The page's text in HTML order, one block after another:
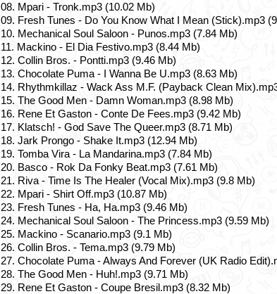
08. Mpari - Tronk.mp3 (10.02 Mb)
09. Fresh Tunes - Do You Know What I Mean (Stick).mp3
10. Mechanical Soul Saloon - Punos.mp3 (7.84 Mb)
11. Mackino - El Dia Festivo.mp3 (8.44 Mb)
12. Collin Bros. - Pontti.mp3 (9.46 Mb)
13. Chocolate Puma - I Wanna Be U.mp3 (8.63 Mb)
14. Rhythmkillaz - Wack Ass M.F. (Payback Clean
15. The Good Men - Damn Woman.mp3 (8.98 Mb)
16. Rene Et Gaston - Conte De Fees.mp3 (9.42 Mb)
17. Klatsch! - God Save The Queer.mp3 (8.71 Mb)
18. Jark Prongo - Shake It.mp3 (12.94 Mb)
19. Tomba Vira - La Mandarina.mp3 (7.84 Mb)
20. Basco - Rok Da Fonky Beat.mp3 (7.61 Mb)
21. Riva - Time Is The Healer (Vocal Mix).mp3 (9.8 Mb)
22. Mpari - Shirt Off.mp3 (10.87 Mb)
23. Fresh Tunes - Ha, Ha.mp3 (9.46 Mb)
24. Mechanical Soul Saloon - The Princess.mp3 (9.59 Mb)
25. Mackino - Scanario.mp3 (9.1 Mb)
26. Collin Bros. - Tema.mp3 (9.79 Mb)
27. Chocolate Puma - Always And Forever (UK Radio
28. The Good Men - Huh!.mp3 (9.71 Mb)
29. Rene Et Gaston - Coupe Bresil.mp3 (8.32 Mb)